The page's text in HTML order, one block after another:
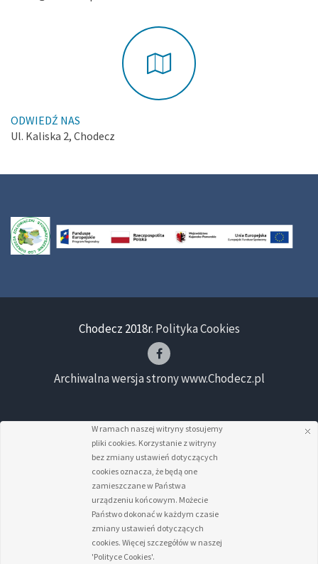
ODWIEDŹ NAS
Ul. Kaliska 2, Chodecz
Chodecz 2018r. Polityka Cookies
Archiwalna wersja strony www.Chodecz.pl
W ramach naszej witryny stosujemy
pliki cookies. Korzystanie z witryny
bez zmiany ustawień dotyczących
cookies oznacza, że będą one
zamieszczane w Państwa
urządzeniu końcowym. Możecie
Państwo dokonać w każdym czasie
zmiany ustawień dotyczących
cookies. Więcej szczegółów w naszej
'Polityce Cookies'.